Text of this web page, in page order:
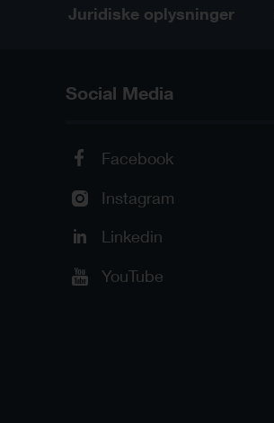
Juridiske oplysninger
Social Media
Facebook
Instagram
Linkedin
YouTube